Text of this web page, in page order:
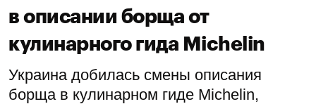
в описании борща от
кулинарного гида Michelin
Украина добилась смены описания
борща в кулинарном гиде Michelin,